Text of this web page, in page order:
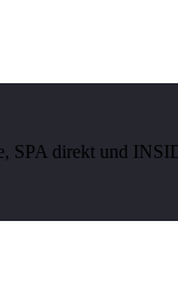
SPA direkt und